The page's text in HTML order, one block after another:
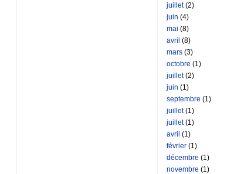
juillet(2)
juin (4)
mai (8)
avril (8)
mars (3)
octobre (1)
juillet(2)
juin (1)
septembre (1)
juillet(1)
juillet(1)
avril (1)
février (1)
décembre (1)
novembre (1)